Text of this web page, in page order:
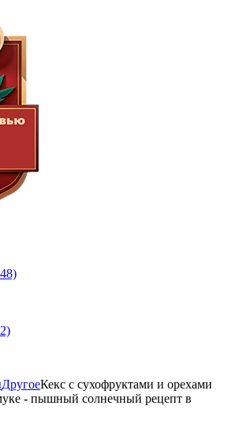
ДругоеКекс с сухофруктами и орехами
- пышный солнечный рецепт в